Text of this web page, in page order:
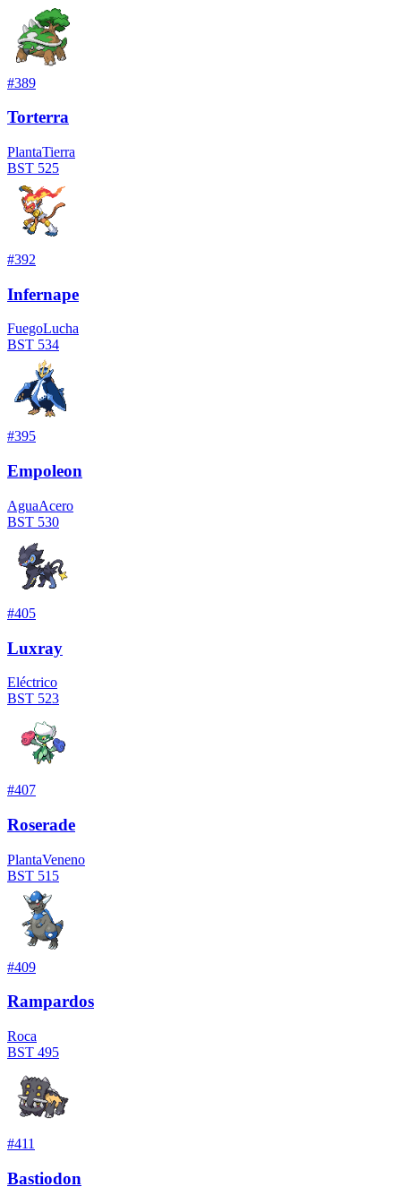
#389
Torterra
PlantaTierra
BST 525
#392
Infernape
FuegoLucha
BST 534
#395
Empoleon
AguaAcero
BST 530
#405
Luxray
Eléctrico
BST 523
#407
Roserade
PlantaVeneno
BST 515
#409
Rampardos
Roca
BST 495
#411
Bastiodon